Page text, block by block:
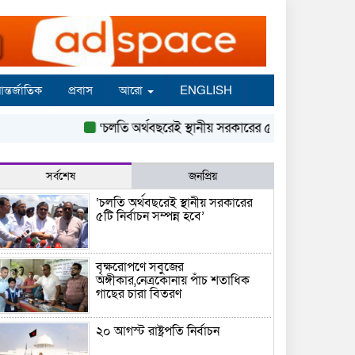
প্রবাস আরো ENGLISH
‘চলতি অর্থবছরেই স্থানীয় সরকারের ৫টি নির্বাচন সম্পন্ন হবে’
সর্বশেষ জনপ্রিয়
‘চলতি অর্থবছরেই স্থানীয় সরকারের
৫টি নির্বাচন সম্পন্ন হবে’
বৃক্ষরোপণে সবুজের
অঙ্গীকার,নেত্রকোনায় পাঁচ শতাধিক
গাছের চারা বিতরণ
২০ আগস্ট রাষ্ট্রপতি নির্বাচন